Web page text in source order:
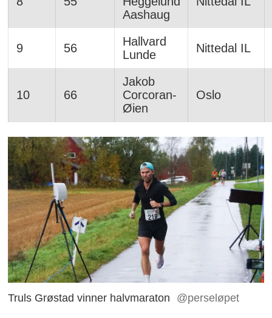
Aashaug
9 56
Hallvard
Lunde
Nittedal IL
10 66
Jakob
Corcoran-
Øien
Oslo
Truls Grøstad vinner halvmaraton @perseløpet